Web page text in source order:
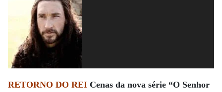
RETORNO DO REI Cenas da nova série “O Senhor